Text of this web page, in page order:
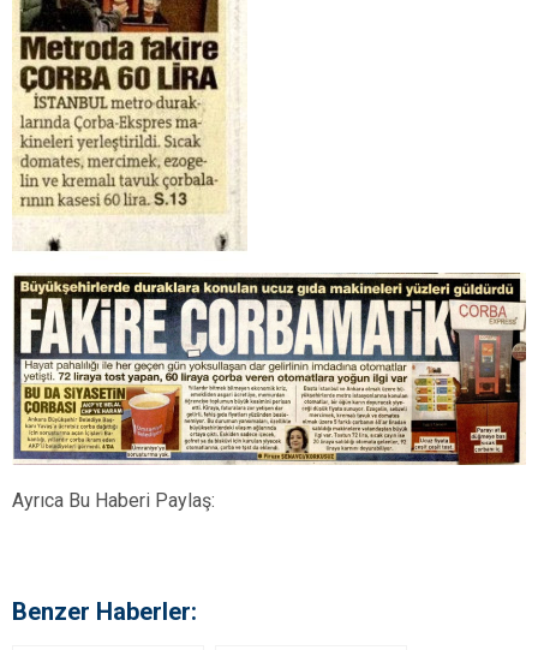
Ayrıca Bu Haberi Paylaş:
Benzer Haberler: